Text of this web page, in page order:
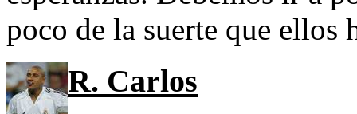
poco de la suerte que ellos
R. Carlos